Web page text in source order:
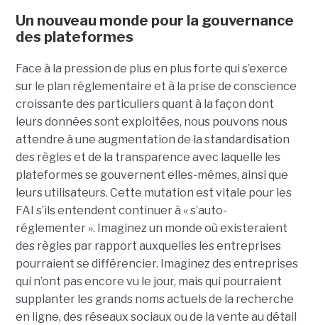
Un nouveau monde pour la gouvernance
des plateformes
Face à la pression de plus en plus forte qui s’exerce
sur le plan réglementaire et à la prise de conscience
croissante des particuliers quant à la façon dont
leurs données sont exploitées, nous pouvons nous
attendre à une augmentation de la standardisation
des règles et de la transparence avec laquelle les
plateformes se gouvernent elles-mêmes, ainsi que
leurs utilisateurs. Cette mutation est vitale pour les
FAI s’ils entendent continuer à « s’auto-
réglementer ». Imaginez un monde où existeraient
des règles par rapport auxquelles les entreprises
pourraient se différencier. Imaginez des entreprises
qui n’ont pas encore vu le jour, mais qui pourraient
supplanter les grands noms actuels de la recherche
en ligne, des réseaux sociaux ou de la vente au détail